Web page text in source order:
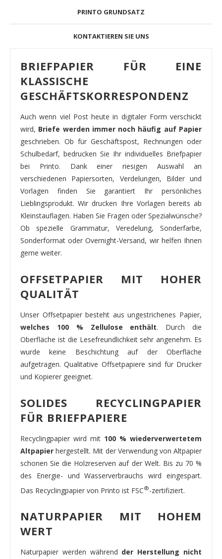
PRINTO GRUNDSATZ
KONTAKTIEREN SIE UNS
BRIEFPAPIER FÜR EINE
KLASSISCHE
GESCHÄFTSKORRESPONDENZ
Auch wenn viel Post heute in digitaler Form verschickt
wird, Briefe werden immer noch häufig auf Papier
geschrieben. Ob für Geschäftspost, Rechnungen oder
Schulbedarf, bedrucken Sie Ihr individuelles Briefpapier
bei Printo. Dank einer riesigen Auswahl an
verschiedenen Papiersorten, Verdelungen, Bilder und
Vorlagen finden Sie garantiert Ihr persönliches
Lieblingsprodukt. Wir drucken Ihre Vorlagen bereits ab
Kleinstauflagen. Haben Sie Fragen oder Spezialwünsche?
Ob spezielle Grammatur, Veredelung, Sonderfarbe,
Sonderformat oder Overnight-Versand, wir helfen Ihnen
gerne weiter.
OFFSETPAPIER MIT HOHER
QUALITÄT
Unser Offsetpapier besteht aus ungestrichenes Papier,
welches 100 % Zellulose enthält. Durch die
Oberfläche ist die Lesefreundlichkeit sehr angenehm. Es
wurde keine Beschichtung auf der Oberfläche
aufgetragen. Qualitative Offsetpapiere sind für Drucker
und Kopierer geeignet.
SOLIDES RECYCLINGPAPIER
FÜR BRIEFPAPIERE
Recyclingpapier wird mit 100 % wiederverwertetem
Altpapier hergestellt. Mit der Verwendung von Altpapier
schonen Sie die Holzreserven auf der Welt. Bis zu 70 %
des Energie- und Wasserverbrauchs wird eingespart.
Das Recyclingpapier von Printo ist FSC®-zertifiziert.
NATURPAPIER MIT HOHEM
WERT
Naturpapier werden während der Herstellung nicht